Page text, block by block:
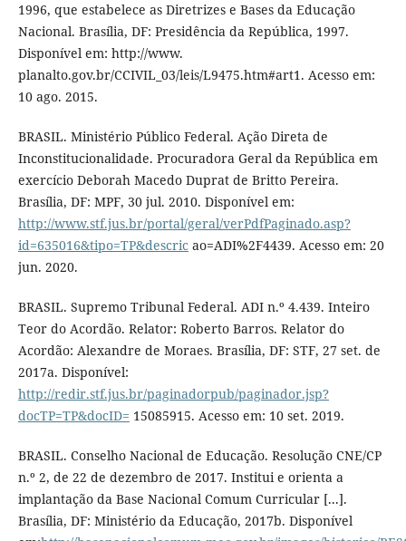
1996, que estabelece as Diretrizes e Bases da Educação
Nacional. Brasília, DF: Presidência da República, 1997.
Disponível em: http://www.
planalto.gov.br/CCIVIL_03/leis/L9475.htm#art1. Acesso em:
10 ago. 2015.
BRASIL. Ministério Público Federal. Ação Direta de
Inconstitucionalidade. Procuradora Geral da República em
exercício Deborah Macedo Duprat de Britto Pereira.
Brasília, DF: MPF, 30 jul. 2010. Disponível em:
http://www.stf.jus.br/portal/geral/verPdfPaginado.asp?
id=635016&tipo=TP&descricao=ADI%2F4439. Acesso em: 20
jun. 2020.
BRASIL. Supremo Tribunal Federal. ADI n.º 4.439. Inteiro
Teor do Acordão. Relator: Roberto Barros. Relator do
Acordão: Alexandre de Moraes. Brasília, DF: STF, 27 set. de
2017a. Disponível:
http://redir.stf.jus.br/paginadorpub/paginador.jsp?
docTP=TP&docID= 15085915. Acesso em: 10 set. 2019.
BRASIL. Conselho Nacional de Educação. Resolução CNE/CP
n.º 2, de 22 de dezembro de 2017. Institui e orienta a
implantação da Base Nacional Comum Curricular [...].
Brasília, DF: Ministério da Educação, 2017b. Disponível